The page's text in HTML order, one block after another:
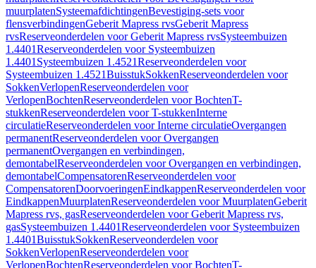
muurplatenSysteemafdichtingenBevestiging-sets voor
flensverbindingenGeberit Mapress rvsGeberit Mapress
rvsReserveonderdelen voor Geberit Mapress rvsSysteembuizen
1.4401Reserveonderdelen voor Systeembuizen
1.4401 Systeembuizen 1.4521Reserveonderdelen voor
Systeembuizen 1.4521BuisstukSokkenReserveonderdelen voor
SokkenVerlopenReserveonderdelen voor
VerlopenBochtenReserveonderdelen voor BochtenT-
stukkenReserveonderdelen voor T-stukkenInterne
circulatieReserveonderdelen voor Interne circulatieOvergangen
permanentReserveonderdelen voor Overgangen
permanentOvergangen en verbindingen,
demontabelReserveonderdelen voor Overgangen en verbindingen,
demontabelCompensatorenReserveonderdelen voor
CompensatorenDoorvoeringenEindkappenReserveonderdelen voor
EindkappenMuurplatenReserveonderdelen voor MuurplatenGeberit
Mapress rvs, gasReserveonderdelen voor Geberit Mapress rvs,
gasSysteembuizen 1.4401Reserveonderdelen voor Systeembuizen
1.4401BuisstukSokkenReserveonderdelen voor
SokkenVerlopenReserveonderdelen voor
VerlopenBochtenReserveonderdelen voor BochtenT-